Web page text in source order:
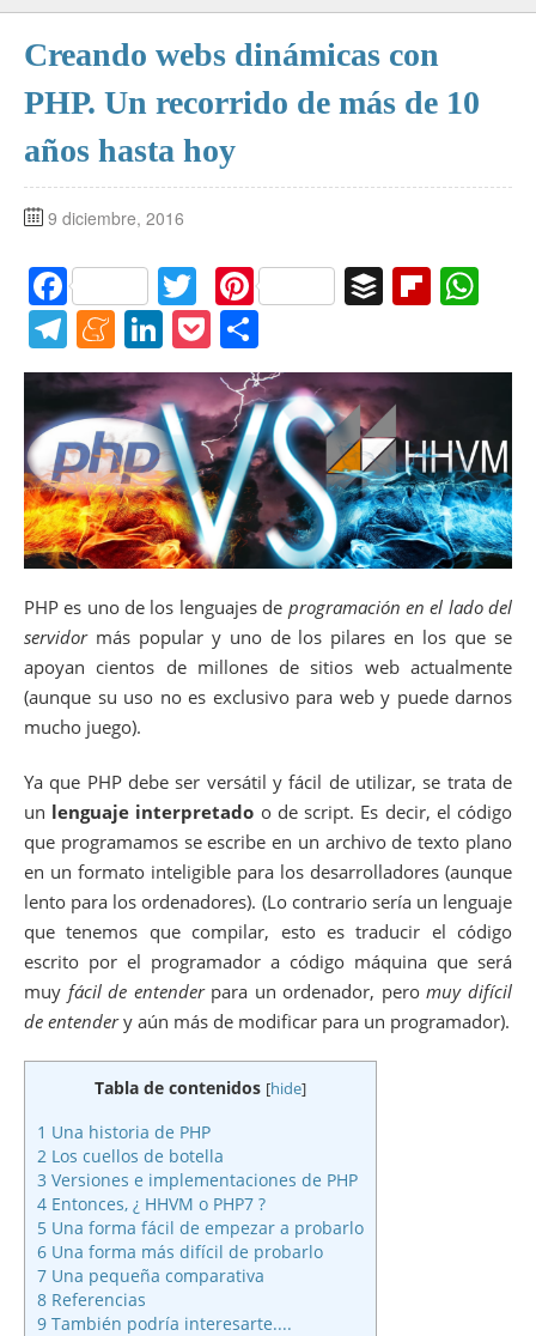
Creando webs dinámicas con
PHP. Un recorrido de más de 10
años hasta hoy
9 diciembre, 2016
F
a
c
e
b
o
o
k
T
w
itt
er
Pi
nt
er
e
st
B
f
er
Fl
b
ar
d
at
A
p
p
T
el
e
gr
a
m
M
e
n
e
a
m
e
Li
n
k
e
dI
n
P
o
ck
et
o
m
p
ar
tir
PHP es uno de los lenguajes de programación en el lado del
servidormás popular y uno de los pilares en los que se
apoyan cientos de millones de sitios web actualmente
(aunque su uso no es exclusivo para web y puede darnos
mucho juego).
Ya que PHP debe ser versátil y fácil de utilizar, se trata de
un lenguaje interpretado o de script. Es decir, el código
que programamos se escribe en un archivo de texto plano
en un formato inteligible para los desarrolladores (aunque
lento para los ordenadores). (Lo contrario sería un lenguaje
que tenemos que compilar, esto es traducir el código
escrito por el programador a código máquina que será
muy fácil de entenderpara un ordenador, peromuy difícil
de entendery aún más de modificar para un programador).
Tabla de contenidos [hide]
1 Una historia de PHP
2 Los cuellos de botella
3 Versiones e implementaciones de PHP
4 Entonces, ¿ HHVM o PHP7 ?
5 Una forma fácil de empezar a probarlo
6 Una forma más difícil de probarlo
7 Una pequeña comparativa
8 Referencias
9 También podría interesarte....